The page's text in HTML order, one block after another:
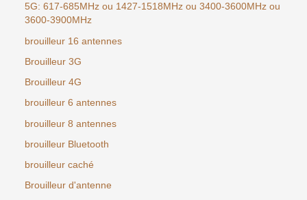
5G: 617-685MHz ou 1427-1518MHz ou 3400-3600MHz ou
3600-3900MHz
brouilleur 16 antennes
Brouilleur 3G
Brouilleur 4G
brouilleur 6 antennes
brouilleur 8 antennes
brouilleur Bluetooth
brouilleur caché
Brouilleur d'antenne